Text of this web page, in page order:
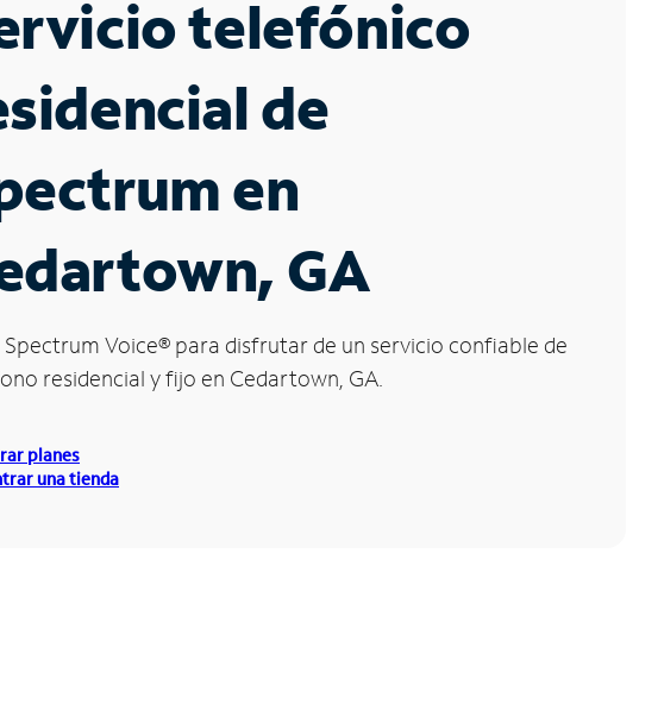
telefónico
de
en
GA
Spectrum Voice® para disfrutar de un servicio confiable de
residencial y fijo en Cedartown, GA.
planes
una tienda